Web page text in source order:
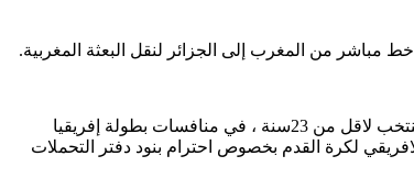
وأكدت الجامعة في بلاغ لها، أنه فيما يخص “”طولة إفريقيا للاعبين المحليين، ذكر فوزي لقجع، بقرار المكتب المديري في اجتماعاته الاخيرة بمشاركة المنتخب لاقل من 23سنة ، في منافسات بطولة إفريقيا
لكرة القدم، للاتحاد الافريقي لكرة القدم بخصوص احترام بنود دفتر التحملات